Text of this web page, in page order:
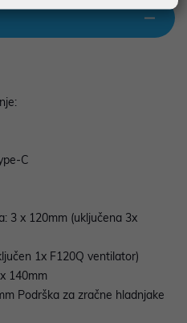
C
3 x 120mm (uključena 3x
1x F120Q ventilator)
140mm
Podrška za zračne hladnjake